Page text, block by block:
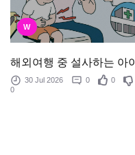
W
해외여행 중 설사하는 아이
30 Jul 2026 0
0
0